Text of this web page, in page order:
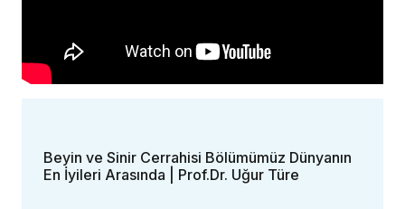
Beyin ve Sinir Cerrahisi Bölümümüz Dünyanın
En İyileri Arasında | Prof.Dr. Uğur Türe